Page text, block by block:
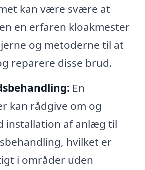
kan være svære at
en erfaren kloakmester
og metoderne til at
reparere disse brud.
En
kan rådgive om og
installation af anlæg til
hvilket er
i områder uden